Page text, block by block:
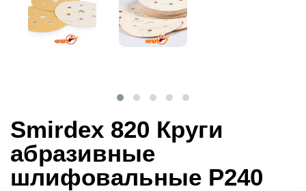
Smirdex 820 Круги
абразивные
шлифовальные P240